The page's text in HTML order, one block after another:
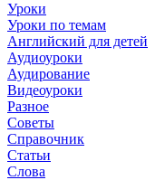
Уроки
Уроки по темам
Английский для детей
Аудиоуроки
Аудирование
Видеоуроки
Разное
Советы
Справочник
Статьи
Слова